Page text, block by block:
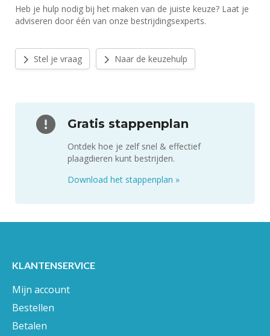
Heb je hulp nodig bij het maken van de juiste keuze? Laat je
adviseren door één van onze bestrijdingsexperts.
Stel je vraag Naar de keuzehulp
Gratis stappenplan
Ontdek hoe je zelf snel & effectief
plaagdieren kunt bestrijden.
Download het stappenplan »
KLANTENSERVICE
Mijn account
Bestellen
Betalen